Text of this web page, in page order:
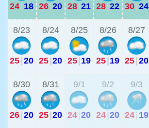
24 18 26 20 28 21 28 22 30 24
8/23
25 20
8/24
25 20
8/25
25 19
8/26
25 19
8/27
25 20
8/30
26 20
8/31
25 20
9/1
24 20
9/2
24 20
9/3
24 19